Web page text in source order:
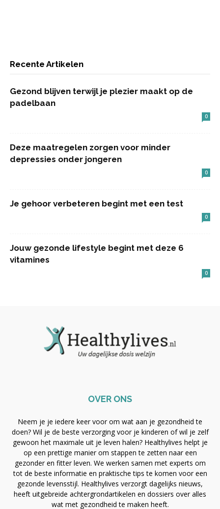
Recente Artikelen
Gezond blijven terwijl je plezier maakt op de
padelbaan
0
Deze maatregelen zorgen voor minder
depressies onder jongeren
0
Je gehoor verbeteren begint met een test
0
Jouw gezonde lifestyle begint met deze 6
vitamines
0
OVER ONS
Neem je je iedere keer voor om wat aan je gezondheid te
doen? Wil je de beste verzorging voor je kinderen of wil je zelf
gewoon het maximale uit je leven halen? Healthylives helpt je
op een prettige manier om stappen te zetten naar een
gezonder en fitter leven. We werken samen met experts om
tot de beste informatie en praktische tips te komen voor een
gezonde levensstijl. Healthylives verzorgt dagelijks nieuws,
heeft uitgebreide achtergrondartikelen en dossiers over alles
wat met gezondheid te maken heeft.